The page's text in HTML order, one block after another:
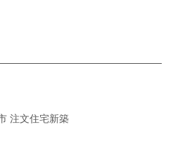
注文住宅新築